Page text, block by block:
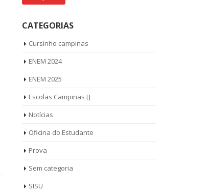
CATEGORIAS
Cursinho campinas
ENEM 2024
ENEM 2025
Escolas Campinas []
Notícias
Oficina do Estudante
Prova
Sem categoria
SISU